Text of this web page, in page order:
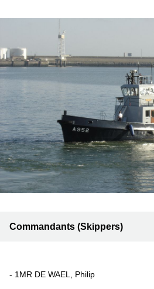
Commandants (Skippers)
- 1MR DE WAEL, Philip